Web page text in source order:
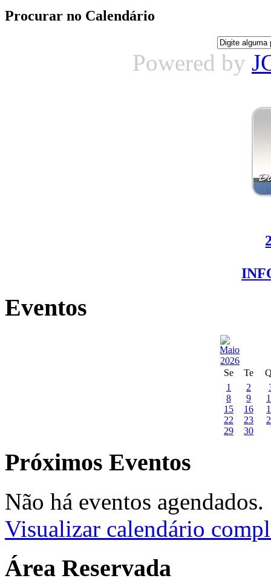
Procurar no Calendário
Powered by
Eventos
Se Te
1
2
8
9
15
16
22
23
29
30
Próximos Eventos
Não há eventos agendados.
Visualizar calendário
Área Reservada